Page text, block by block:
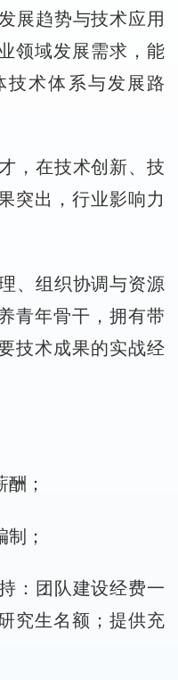
展趋势与技术应用
领域发展需求，能
技术体系与发展路
，在技术创新、技
突出，行业影响力
、组织协调与资源
青年骨干，拥有带
技术成果的实战经
；
；
：团队建设经费一
究生名额；提供充